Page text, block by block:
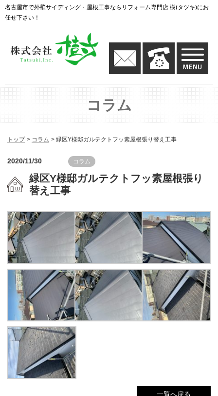
名古屋市で外壁サイディング・屋根工事ならリフォーム専門店 樹(タツキ)にお
任せ下さい！
コラム
トップ コラム 緑区Y様邸ガルテクトフッ素屋根張り替え工事
2020/11/30 コラム
緑区Y様邸ガルテクトフッ素屋根張り
替え工事
一覧へ戻る